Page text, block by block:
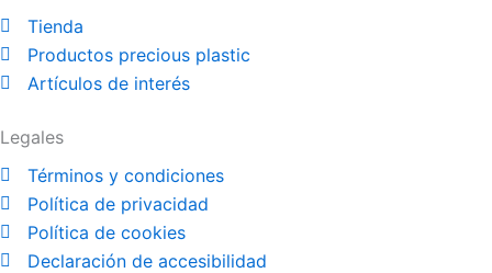
b
o
o
k
t
t
e
g
r
a
Tienda
Productos precious plastic
Artículos de interés
Legales
Términos y condiciones
Política de privacidad
Política de cookies
Declaración de accesibilidad